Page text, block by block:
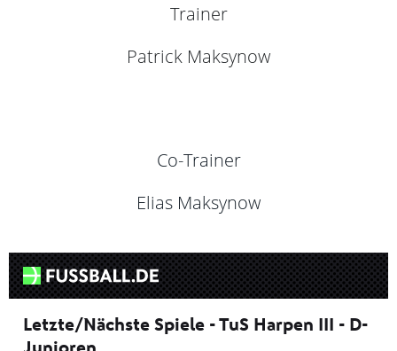
Trainer
Patrick Maksynow
Co-Trainer
Elias Maksynow